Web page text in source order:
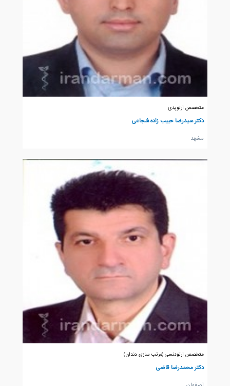
متخصص ارتوپدی
دکتر سیدرضا حبیب زاده شجاعی
مشهد
متخصص ارتودنسی (مرتب سازی دندان)
دکتر محمدرضا قاضی